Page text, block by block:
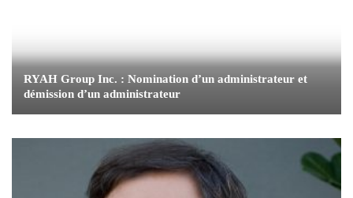
RYAH Group Inc. : Nomination d’un administrateur et
démission d’un administrateur